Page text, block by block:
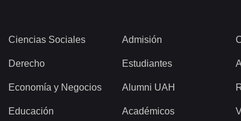
Ciencias Sociales
Derecho
Economía y Negocios
Educación
Admisión
Estudiantes
Alumni UAH
Académicos